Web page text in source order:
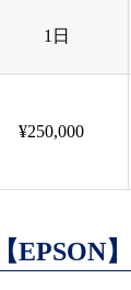
1日
¥250,000
【EPSON